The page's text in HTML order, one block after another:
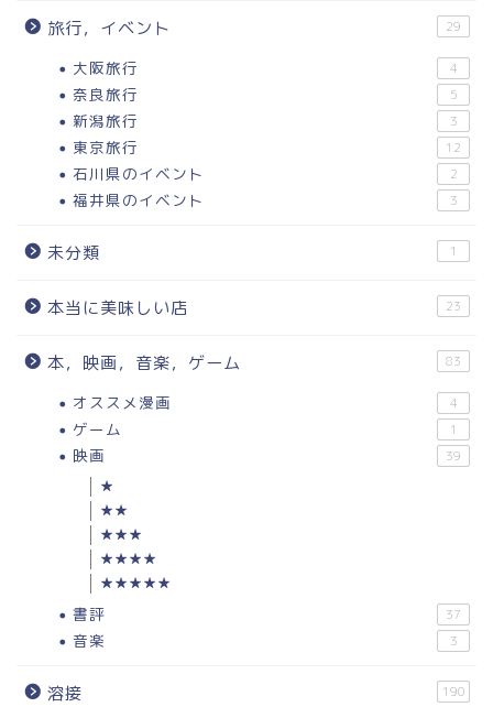
旅行，イベント 29
大阪旅行 4
奈良旅行 5
新潟旅行 3
東京旅行 12
石川県のイベント 2
福井県のイベント 3
未分類 1
本当に美味しい店 23
本，映画，音楽，ゲーム 83
オススメ漫画 4
ゲーム 1
映画 39
★
★★
★★★
★★★★
★★★★★
書評 37
音楽 3
溶接 190